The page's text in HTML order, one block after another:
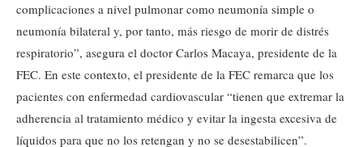
complicaciones a nivel pulmonar como neumonía simple o
neumonía bilateral y, por tanto, más riesgo de morir de distrés
respiratorio”, asegura el doctor Carlos Macaya, presidente de la
FEC. En este contexto, el presidente de la FEC remarca que los
pacientes con enfermedad cardiovascular “tienen que extremar la
adherencia al tratamiento médico y evitar la ingesta excesiva de
líquidos para que no los retengan y no se desestabilicen”.